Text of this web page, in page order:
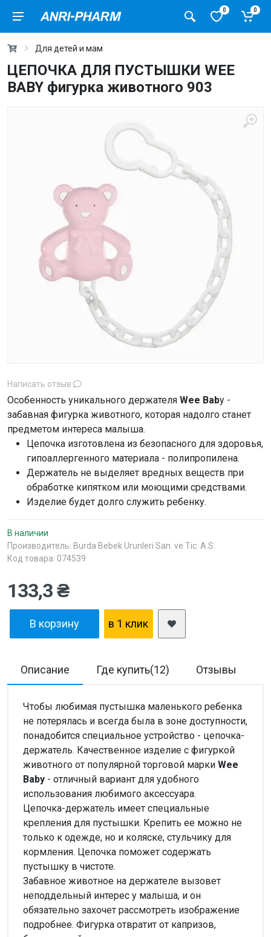
0 0
Для детей и мам
ЦЕПОЧКА ДЛЯ ПУСТЫШКИ WEE
BABY фигурка животного 903
Написать отзыв
Особенность уникального держателя Wee Baby -
забавная фигурка животного, которая надолго станет
предметом интереса малыша.
Цепочка изготовлена из безопасного для здоровья,
гипоаллергенного материала - полипропилена.
Держатель не выделяет вредных веществ при
обработке кипятком или моющими средствами.
Изделие будет долго служить ребенку.
В наличии
Производитель: Burda Bebek Urunleri San. ve Tic. A.S.
Код товара: 074539
133,3 ₴
В корзину в 1 клик
Описание Где купить(12) Отзывы
Чтобы любимая пустышка маленького ребенка
не потерялась и всегда была в зоне доступности,
понадобится специальное устройство - цепочка-
держатель. Качественное изделие с фигуркой
животного от популярной торговой марки Wee
Baby - отличный вариант для удобного
использования любимого аксессуара.
Цепочка-держатель имеет специальные
крепления для пустышки. Крепить ее можно не
только к одежде, но и коляске, стульчику для
кормления. Цепочка поможет содержать
пустышку в чистоте.
Забавное животное на держателе вызовет
неподдельный интерес у малыша, и он
обязательно захочет рассмотреть изображение
подробнее. Фигурка отвратит от капризов,